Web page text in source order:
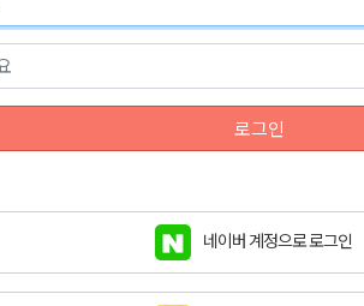
로그인
네이버 계정으로 로그인